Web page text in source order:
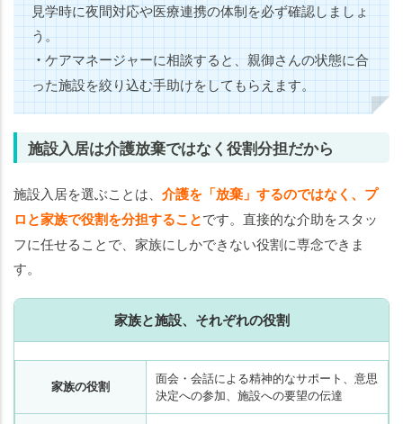
見学時に夜間対応や医療連携の体制を必ず確認しましょ
う。
・ケアマネージャーに相談すると、親御さんの状態に合
った施設を絞り込む手助けをしてもらえます。
施設入居は介護放棄ではなく役割分担だから
施設入居を選ぶことは、 介護を「放棄」するのではなく、プ
ロと家族で役割を分担することです。直接的な介助をスタッ
フに任せることで、家族にしかできない役割に専念できま
す。
家族と施設、それぞれの役割
家族の役割
面会・会話による精神的なサポート、意思
決定への参加、施設への要望の伝達